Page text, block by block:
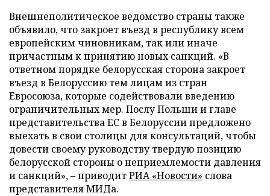
Внешнеполитическое ведомство страны также
объявило, что закроет въезд в республику всем
европейским чиновникам, так или иначе
причастным к принятию новых санкций. «В
ответном порядке белорусская сторона закроет
въезд в Белоруссию тем лицам из стран
Евросоюза, которые содействовали введению
ограничительных мер. Послу Польши и главе
представительства ЕС в Белоруссии предложено
выехать в свои столицы для консультаций, чтобы
довести своему руководству твердую позицию
белорусской стороны о неприемлемости давления
и санкций», – приводитРИА «Новости» слова
представителя МИДа.